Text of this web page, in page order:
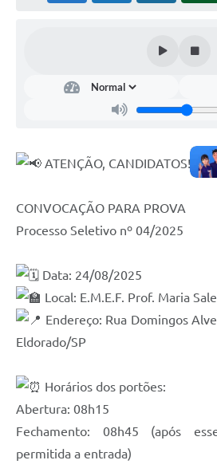
ATENÇÃO, CANDIDATOS!
CONVOCAÇÃO PARA PROVA
Processo Seletivo nº 04/2025
Data: 24/08/2025
Local: E.M.E.F. Prof. Maria
Endereço: Rua Domingos
Eldorado/SP
Horários dos portões:
Abertura: 08h15
Fechamento: 08h45 (após
permitida a entrada)